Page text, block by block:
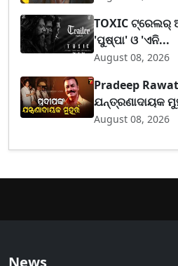
TOXIC ଟ୍ରେଲର୍
'ପୁଷ୍ପା' ଓ 'ଏନି...
August 08, 2026
Pradeep
ଯନ୍ତ୍ରଣାଦାୟକ
August 08, 2026